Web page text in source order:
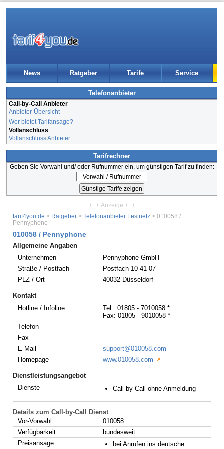
News Ratgeber Tarife Service
Telefonanbieter
Call-by-Call Anbieter
Anbieter-Übersicht
Wer bietet Tarifansage?
Vollanschluss
Vollanschluss Anbieter
Tarifrechner
Geben Sie Vorwahl und/ oder Rufnummer ein, um günstigen Tarif zu finden:
+++ Anzeige +++
tarif4you.de > Ratgeber > Telefonanbieter Festnetz > 010058 /
Pennyphone
010058 / Pennyphone
Allgemeine Angaben
Unternehmen
Pennyphone GmbH
Straße / Postfach
Postfach 10 41 07
PLZ / Ort
40032 Düsseldorf
Kontakt
Hotline / Infoline
Tel.: 01805 - 7010058 *
Fax: 01805 - 9010058 *
Telefon
Fax
E-Mail
support@010058.com
Homepage
www.010058.com
Dienstleistungsangebot
Dienste
Call-by-Call ohne Anmeldung
Details zum Call-by-Call Dienst
Vor-Vorwahl
010058
Verfügbarkeit
bundesweit
Preisansage
bei Anrufen ins deutsche